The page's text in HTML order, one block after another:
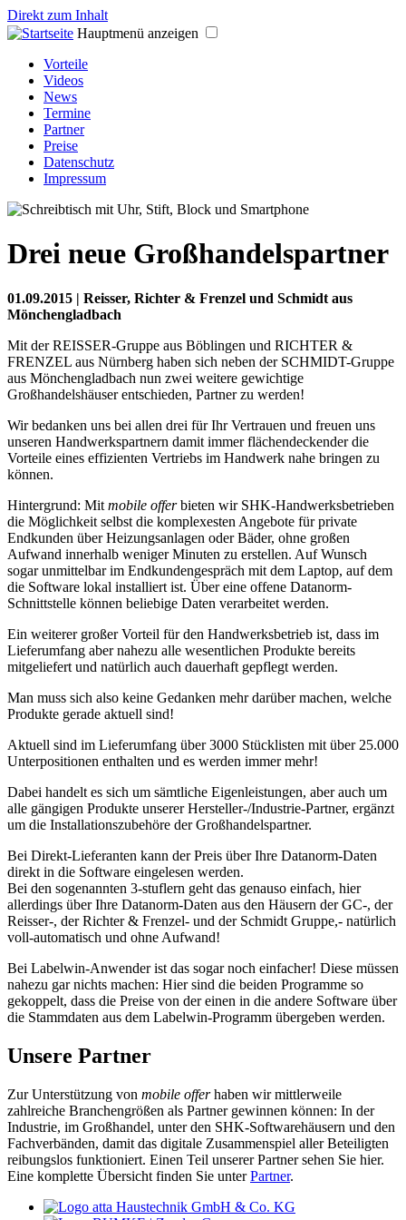
Direkt zum Inhalt
Hauptmenü anzeigen
Vorteile
Videos
News
Termine
Partner
Preise
Datenschutz
Impressum
Drei neue Großhandelspartner
01.09.2015 | Reisser, Richter & Frenzel und Schmidt aus
Mönchengladbach
Mit der REISSER-Gruppe aus Böblingen und RICHTER &
FRENZEL aus Nürnberg haben sich neben der SCHMIDT-Gruppe
aus Mönchengladbach nun zwei weitere gewichtige
Großhandelshäuser entschieden, Partner zu werden!
Wir bedanken uns bei allen drei für Ihr Vertrauen und freuen uns
unseren Handwerkspartnern damit immer flächendeckender die
Vorteile eines effizienten Vertriebs im Handwerk nahe bringen zu
können.
Hintergrund: Mit mobile offerbieten wir SHK-Handwerksbetrieben
die Möglichkeit selbst die komplexesten Angebote für private
Endkunden über Heizungsanlagen oder Bäder, ohne großen
Aufwand innerhalb weniger Minuten zu erstellen. Auf Wunsch
sogar unmittelbar im Endkundengespräch mit dem Laptop, auf dem
die Software lokal installiert ist. Über eine offene Datanorm-
Schnittstelle können beliebige Daten verarbeitet werden.
Ein weiterer großer Vorteil für den Handwerksbetrieb ist, dass im
Lieferumfang aber nahezu alle wesentlichen Produkte bereits
mitgeliefert und natürlich auch dauerhaft gepflegt werden.
Man muss sich also keine Gedanken mehr darüber machen, welche
Produkte gerade aktuell sind!
Aktuell sind im Lieferumfang über 3000 Stücklisten mit über 25.000
Unterpositionen enthalten und es werden immer mehr!
Dabei handelt es sich um sämtliche Eigenleistungen, aber auch um
alle gängigen Produkte unserer Hersteller-/Industrie-Partner, ergänzt
um die Installationszubehöre der Großhandelspartner.
Bei Direkt-Lieferanten kann der Preis über Ihre Datanorm-Daten
direkt in die Software eingelesen werden.
Bei den sogenannten 3-stuflern geht das genauso einfach, hier
allerdings über Ihre Datanorm-Daten aus den Häusern der GC-, der
Reisser-, der Richter & Frenzel- und der Schmidt Gruppe,- natürlich
voll-automatisch und ohne Aufwand!
Bei Labelwin-Anwender ist das sogar noch einfacher! Diese müssen
nahezu gar nichts machen: Hier sind die beiden Programme so
gekoppelt, dass die Preise von der einen in die andere Software über
die Stammdaten aus dem Labelwin-Programm übergeben werden.
Unsere Partner
Zur Unterstützung von mobile offerhaben wir mittlerweile
zahlreiche Branchengrößen als Partner gewinnen können: In der
Industrie, im Großhandel, unter den SHK-Softwarehäusern und den
Fachverbänden, damit das digitale Zusammenspiel aller Beteiligten
reibungslos funktioniert. Einen Teil unserer Partner sehen Sie hier.
Eine komplette Übersicht finden Sie unterPartner.